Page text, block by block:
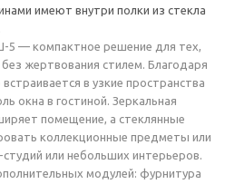
имеют внутри полки из стекла
5 — компактное решение для тех,
жертвования стилем. Благодаря
в узкие пространства
окна в гостиной. Зеркальная
помещение, а стеклянные
коллекционные предметы или
или небольших интерьеров.
модулей: фурнитура